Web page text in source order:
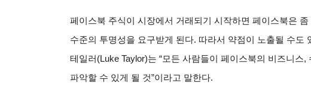
페이스북 주식이 시장에서 거래되기 시작하면 페이스북은
수준의 투명성을 요구받게 된다. 따라서 약점이 노출될 수도
테일러(Luke Taylor)는 “모든 사람들이 페이스북의 비즈니스
파악할 수 있게 될 것”이라고 말한다.